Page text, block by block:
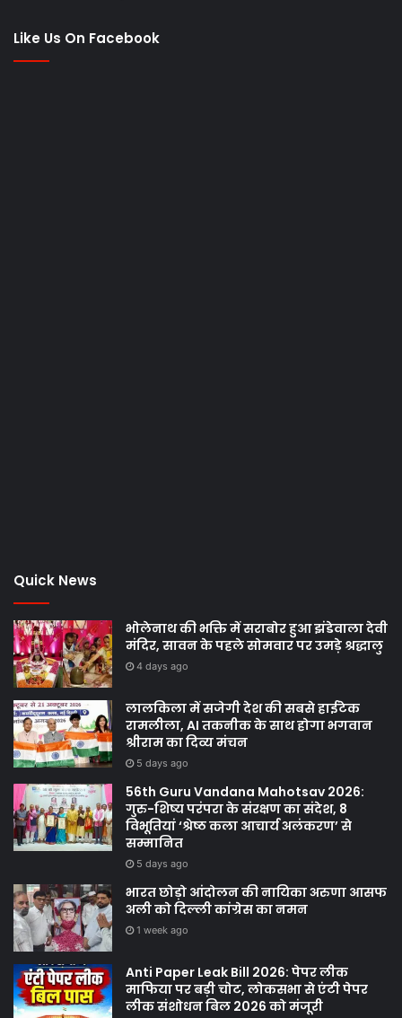
Like Us On Facebook
Quick News
भोलेनाथ की भक्ति में सराबोर हुआ झंडेवाला देवी
मंदिर, सावन के पहले सोमवार पर उमड़े श्रद्धालु
4 days ago
लालकिला में सजेगी देश की सबसे हाईटेक
रामलीला, AI तकनीक के साथ होगा भगवान
श्रीराम का दिव्य मंचन
5 days ago
56th Guru Vandana Mahotsav 2026:
गुरु-शिष्य परंपरा के संरक्षण का संदेश, 8
विभूतियां ‘श्रेष्ठ कला आचार्य अलंकरण’ से
सम्मानित
5 days ago
भारत छोड़ो आंदोलन की नायिका अरुणा आसफ
अली को दिल्ली कांग्रेस का नमन
1 week ago
Anti Paper Leak Bill 2026: पेपर लीक
माफिया पर बड़ी चोट, लोकसभा से एंटी पेपर
लीक संशोधन बिल 2026 को मंजूरी